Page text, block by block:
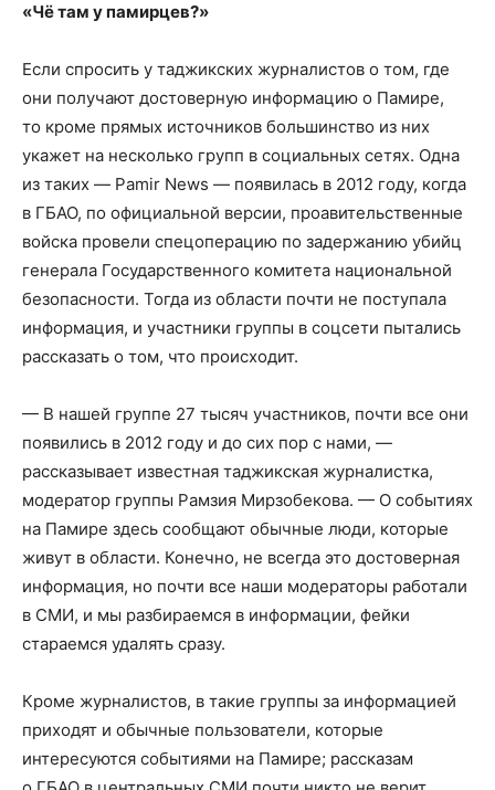
«Чё там у памирцев?»
Если спросить у таджикских журналистов о том, где
они получают достоверную информацию о Памире,
то кроме прямых источников большинство из них
укажет на несколько групп в социальных сетях. Одна
из таких — Pamir News — появилась в 2012 году, когда
в ГБАО, по официальной версии, проавительственные
войска провели спецоперацию по задержанию убийц
генерала Государственного комитета национальной
безопасности. Тогда из области почти не поступала
информация, и участники группы в соцсети пытались
рассказать о том, что происходит.
— В нашей группе 27 тысяч участников, почти все они
появились в 2012 году и до сих пор с нами, —
рассказывает известная таджикская журналистка,
модератор группы Рамзия Мирзобекова. — О событиях
на Памире здесь сообщают обычные люди, которые
живут в области. Конечно, не всегда это достоверная
информация, но почти все наши модераторы работали
в СМИ, и мы разбираемся в информации, фейки
стараемся удалять сразу.
Кроме журналистов, в такие группы за информацией
приходят и обычные пользователи, которые
интересуются событиями на Памире; рассказам